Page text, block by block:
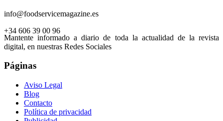
info@foodservicemagazine.es
+34 606 39 00 96
Mantente informado a diario de toda la actualidad de la revista
digital, en nuestras Redes Sociales
Páginas
Aviso Legal
Blog
Contacto
Política de privacidad